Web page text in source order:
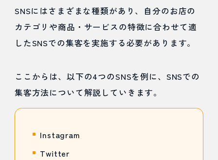
SNSにはさまざまな種類があり、自分のお店の
カテゴリや商品・サービスの特徴に合わせて適
したSNSでの集客を実施する必要があります。
ここからは、以下の4つのSNSを例に、SNSでの
集客方法について解説していきます。
Instagram
Twitter